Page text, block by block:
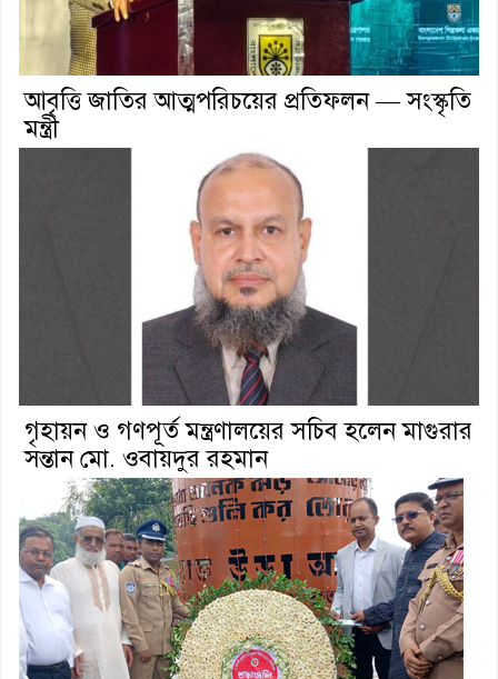
আবৃত্তি জাতির আত্মপরিচয়ের প্রতিফলন — সংস্কৃতি
মন্ত্রী
গৃহায়ন ও গণপূর্ত মন্ত্রণালয়ের সচিব হলেন মাগুরার
সন্তান মো. ওবায়দুর রহমান